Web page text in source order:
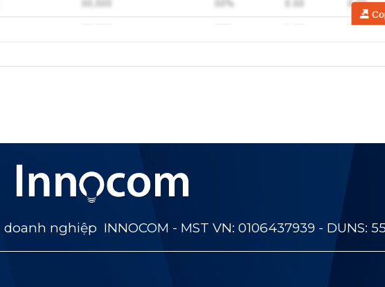
nghiệp INNOCOM - MST VN: 0106437939 - DUNS: